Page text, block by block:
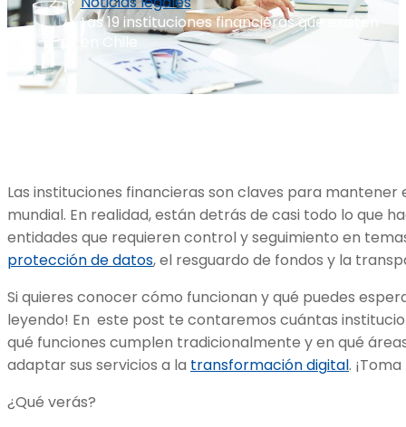
Las 19 instituciones financieras que existen
en Chile
Las instituciones financieras son claves para
mundial. En realidad, están detrás de casi todo lo que
entidades que requieren control y seguimiento en
protección de datos, el resguardo de fondos y la
Si quieres conocer cómo funcionan y qué puedes
leyendo! En este post te contaremos cuántas
qué funciones cumplen tradicionalmente y en qué
adaptar sus servicios a la transformación digital.
¿Qué verás?